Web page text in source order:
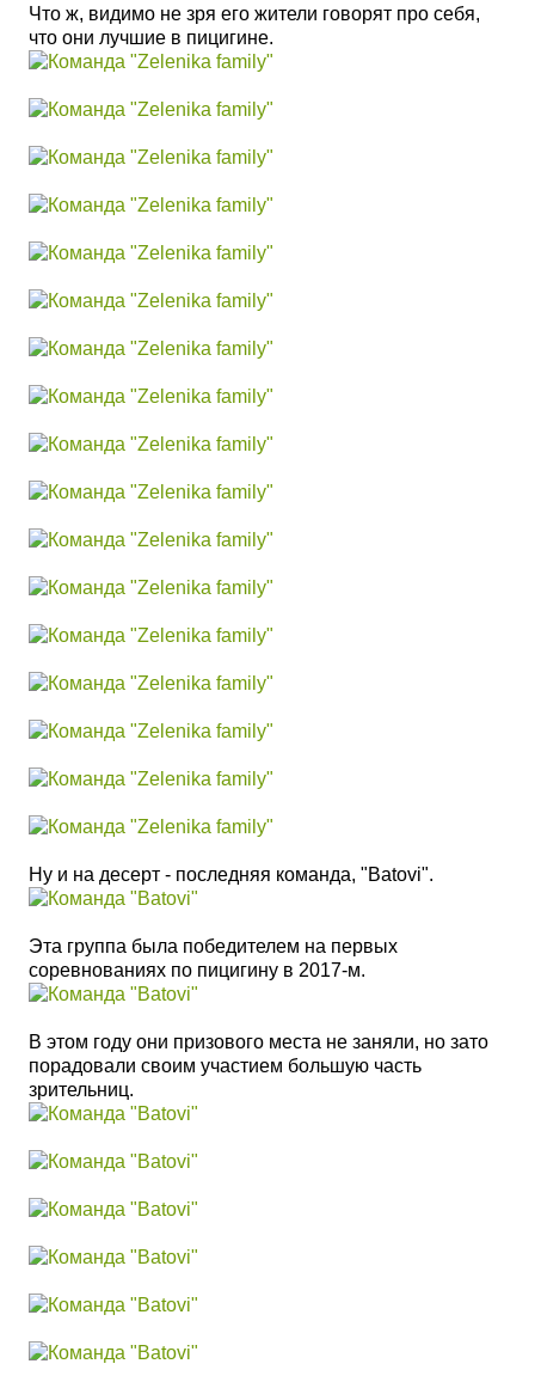
Что ж, видимо не зря его жители говорят про себя,
что они лучшие в пицигине.
Ну и на десерт - последняя команда, "Batovi".
Эта группа была победителем на первых
соревнованиях по пицигину в 2017-м.
В этом году они призового места не заняли, но зато
порадовали своим участием большую часть
зрительниц.